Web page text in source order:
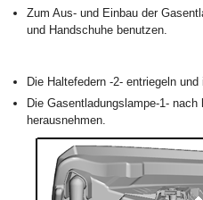
Zum Aus- und Einbau der
und Handschuhe benutzen.
Die Haltefedern -2- entriegeln
Die Gasentladungslampe-1-
herausnehmen.